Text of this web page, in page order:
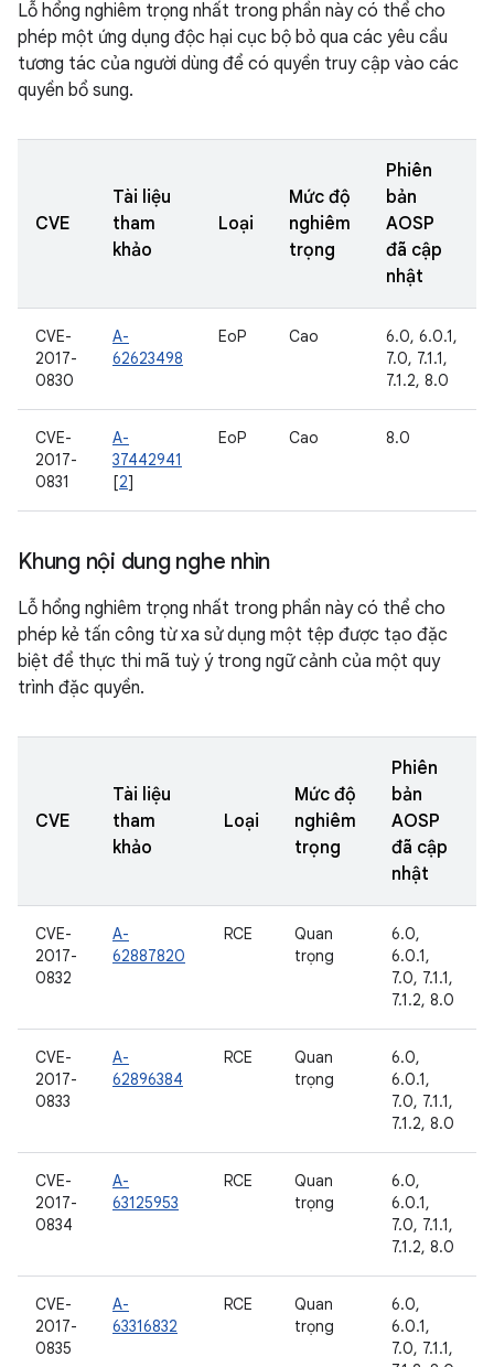
Lỗ hổng nghiêm trọng nhất trong phần này có thể cho
phép một ứng dụng độc hại cục bộ bỏ qua các yêu cầu
tương tác của người dùng để có quyền truy cập vào các
quyền bổ sung.
CVE
Tài liệu
tham
khảo
Loại
Mức độ
nghiêm
trọng
Phiên
bản
AOSP
đã cập
nhật
CVE-
2017-
0830
A-
62623498
EoP Cao
6.0, 6.0.1,
7.0, 7.1.1,
7.1.2, 8.0
CVE-
2017-
0831
A-
37442941
[2]
EoP Cao 8.0
Khung nội dung nghe nhìn
Lỗ hổng nghiêm trọng nhất trong phần này có thể cho
phép kẻ tấn công từ xa sử dụng một tệp được tạo đặc
biệt để thực thi mã tuỳ ý trong ngữ cảnh của một quy
trình đặc quyền.
CVE
Tài liệu
tham
khảo
Loại
Mức độ
nghiêm
trọng
Phiên
bản
AOSP
đã cập
nhật
CVE-
2017-
0832
A-
62887820
RCE
Quan
trọng
6.0,
6.0.1,
7.0, 7.1.1,
7.1.2, 8.0
CVE-
2017-
0833
A-
62896384
RCE
Quan
trọng
6.0,
6.0.1,
7.0, 7.1.1,
7.1.2, 8.0
CVE-
2017-
0834
A-
63125953
RCE
Quan
trọng
6.0,
6.0.1,
7.0, 7.1.1,
7.1.2, 8.0
CVE-
2017-
0835
A-
63316832
RCE
Quan
trọng
6.0,
6.0.1,
7.0, 7.1.1,